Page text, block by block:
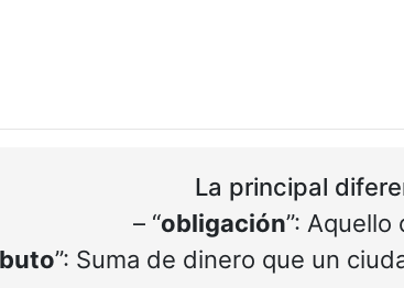
La principal
– “obligación”:
”: Suma de dinero que un